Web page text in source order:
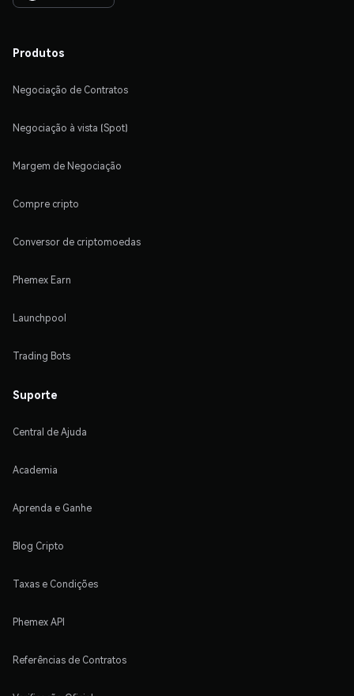
Produtos
Negociação de Contratos
Negociação à vista (Spot)
Margem de Negociação
Compre cripto
Conversor de criptomoedas
Phemex Earn
Launchpool
Trading Bots
Suporte
Central de Ajuda
Academia
Aprenda e Ganhe
Blog Cripto
Taxas e Condições
Phemex API
Referências de Contratos